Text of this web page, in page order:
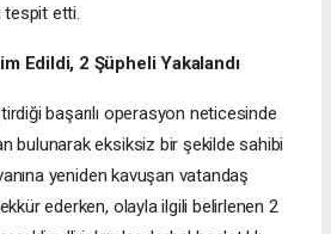
tespit etti.
Edildi, 2 Şüpheli Yakalandı
başarılı operasyon neticesinde
bulunarak eksiksiz bir şekilde sahibi
yeniden kavuşan vatandaş
ederken, olayla ilgili belirlenen 2